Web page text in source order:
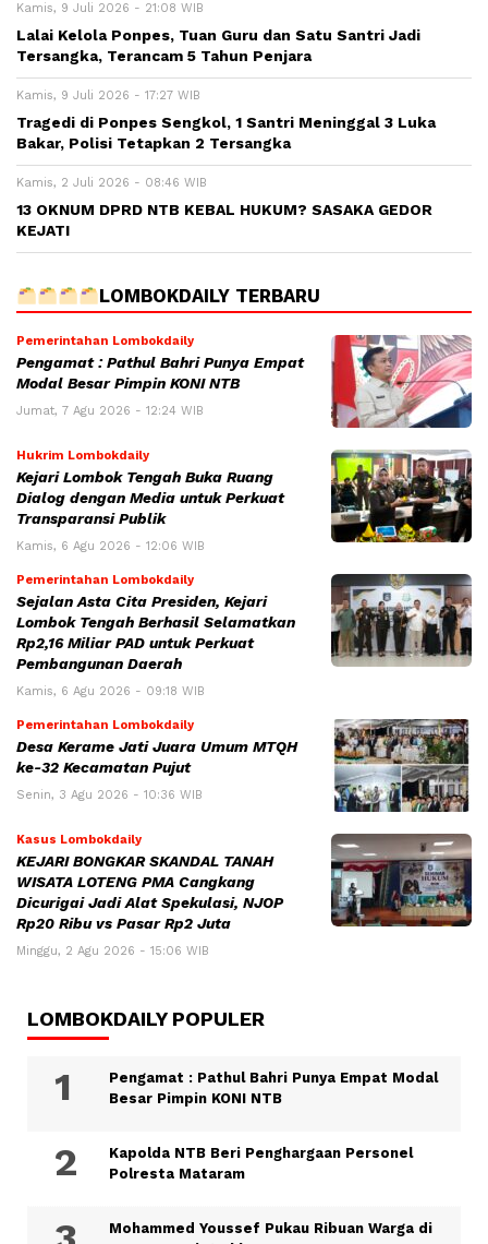
Kamis, 9 Juli 2026 - 21:08 WIB
Lalai Kelola Ponpes, Tuan Guru dan Satu Santri Jadi
Tersangka, Terancam 5 Tahun Penjara
Kamis, 9 Juli 2026 - 17:27 WIB
Tragedi di Ponpes Sengkol, 1 Santri Meninggal 3 Luka
Bakar, Polisi Tetapkan 2 Tersangka
Kamis, 2 Juli 2026 - 08:46 WIB
13 OKNUM DPRD NTB KEBAL HUKUM? SASAKA GEDOR
KEJATI
LOMBOKDAILY TERBARU
Pemerintahan Lombokdaily
Pengamat : Pathul Bahri Punya Empat
Modal Besar Pimpin KONI NTB
Jumat, 7 Agu 2026 - 12:24 WIB
Hukrim Lombokdaily
Kejari Lombok Tengah Buka Ruang
Dialog dengan Media untuk Perkuat
Transparansi Publik
Kamis, 6 Agu 2026 - 12:06 WIB
Pemerintahan Lombokdaily
Sejalan Asta Cita Presiden, Kejari
Lombok Tengah Berhasil Selamatkan
Rp2,16 Miliar PAD untuk Perkuat
Pembangunan Daerah
Kamis, 6 Agu 2026 - 09:18 WIB
Pemerintahan Lombokdaily
Desa Kerame Jati Juara Umum MTQH
ke-32 Kecamatan Pujut
Senin, 3 Agu 2026 - 10:36 WIB
Kasus Lombokdaily
KEJARI BONGKAR SKANDAL TANAH
WISATA LOTENG PMA Cangkang
Dicurigai Jadi Alat Spekulasi, NJOP
Rp20 Ribu vs Pasar Rp2 Juta
Minggu, 2 Agu 2026 - 15:06 WIB
LOMBOKDAILY POPULER
Pengamat : Pathul Bahri Punya Empat Modal
Besar Pimpin KONI NTB
Kapolda NTB Beri Penghargaan Personel
Polresta Mataram
Mohammed Youssef Pukau Ribuan Warga di